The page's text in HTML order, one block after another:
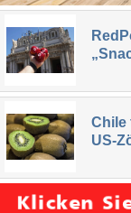
Chile
US-